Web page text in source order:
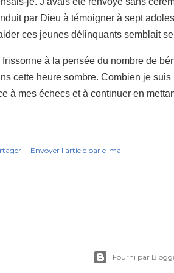
par Dieu à témoigner à sept
ces jeunes délinquants semblait
frissonne à la pensée du nombre de
cette heure sombre. Combien je
à mes échecs et à continuer en
Envoyer l'article par e-mail
Fourni par